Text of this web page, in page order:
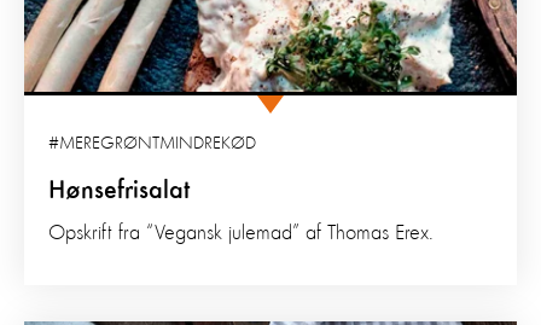
Hønsefrisalat
#MEREGRØNTMINDREKØD
Opskrift fra “Vegansk julemad” af Thomas Erex.